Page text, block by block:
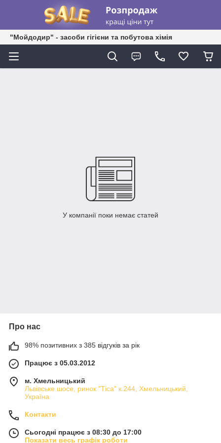
"Мойдодир" - засоби гігієни та побутова хімія
У компанії поки немає статей
Про нас
98% позитивних з 385 відгуків за рік
Працює з 05.03.2012
м. Хмельницький
Львівське шосе, ринок "Тіса" к.244, Хмельницький,
Україна
Контакти
Сьогодні працює з 08:30 до 17:00
Показати весь графік роботи